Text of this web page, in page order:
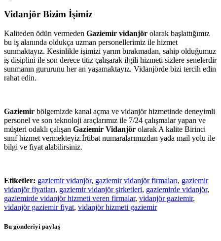
Vidanjör Bizim İşimiz
Kaliteden ödün vermeden Gaziemir vidanjör olarak başlattığımız
bu iş alanında oldukça uzman personellerimiz ile hizmet
sunmaktayız. Kesinlikle işimizi yarım bırakmadan, sahip olduğumuz
iş disiplini ile son derece titiz çalışarak ilgili hizmeti sizlere senelerdir
sunmanın gururunu her an yaşamaktayız. Vidanjörde bizi tercih edin
rahat edin.
Gaziemir bölgemizde kanal açma ve vidanjör hizmetinde deneyimli
personel ve son teknoloji araçlarımız ile 7/24 çalışmalar yapan ve
müşteri odaklı çalışan Gaziemir Vidanjör olarak A kalite Birinci
sınıf hizmet vermekteyiz.İrtibat numaralarımızdan yada mail yolu ile
bilgi ve fiyat alabilirsiniz.
Etiketler: gaziemir vidanjör, gaziemir vidanjör firmaları, gaziemir
vidanjör fiyatları, gaziemir vidanjör şirketleri, gaziemirde vidanjör,
gaziemirde vidanjör hizmeti veren firmalar, vidanjör gaziemir,
vidanjör gaziemir fiyat, vidanjör hizmeti gaziemir
Bu gönderiyi paylaş